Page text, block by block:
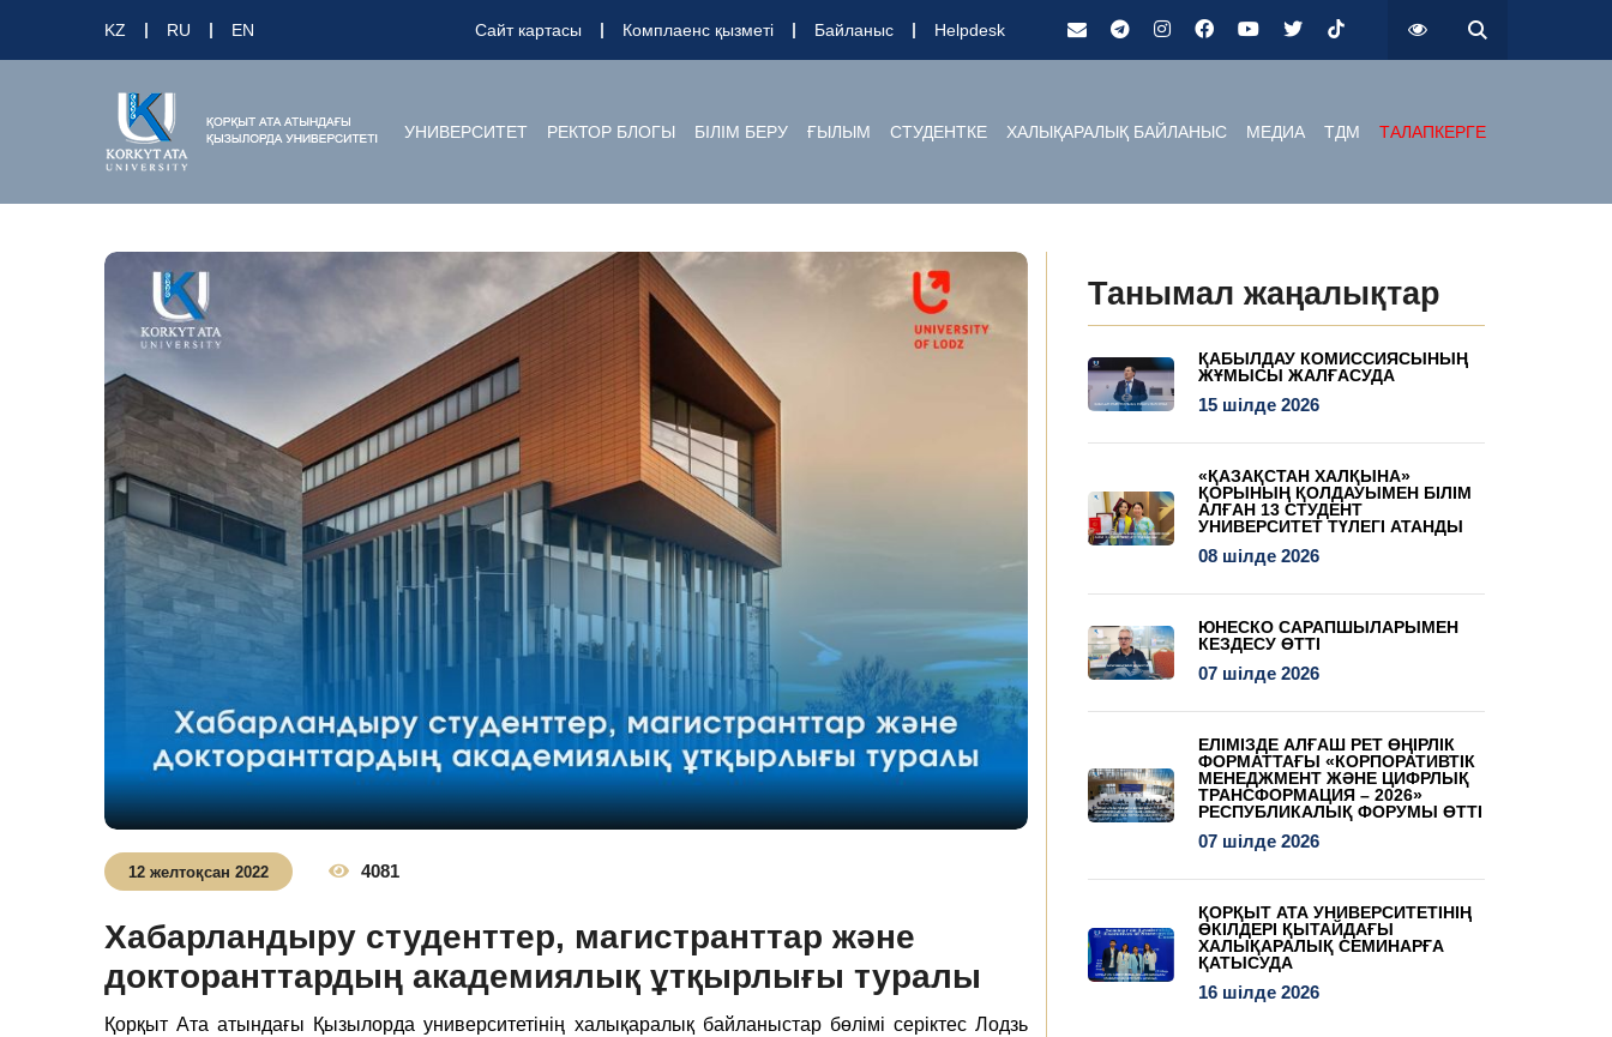
KZ RU EN Сайт картасы Комплаенс қызметі Байланыс Helpdesk
УНИВЕРСИТЕТ РЕКТОР БЛОГЫ БІЛІМ БЕРУ ҒЫЛЫМ СТУДЕНТКЕ ХАЛЫҚАРАЛЫҚ БАЙЛАНЫС МЕДИА ТДМ ТАЛАПКЕРГЕ
12 желтоқсан 2022 4081
Хабарландыру студенттер, магистранттар және
докторанттардың академиялық ұтқырлығы туралы
Қорқыт Ата атындағы Қызылорда университетінің халықаралық байланыстар бөлімі серіктес Лодзь
Танымал жаңалықтар
ҚАБЫЛДАУ КОМИССИЯСЫНЫҢ
ЖҰМЫСЫ ЖАЛҒАСУДА
15 шілде 2026
«ҚАЗАҚСТАН ХАЛҚЫНА»
ҚОРЫНЫҢ ҚОЛДАУЫМЕН БІЛІМ
АЛҒАН 13 СТУДЕНТ
УНИВЕРСИТЕТ ТҮЛЕГІ АТАНДЫ
08 шілде 2026
ЮНЕСКО САРАПШЫЛАРЫМЕН
КЕЗДЕСУ ӨТТІ
07 шілде 2026
ЕЛІМІЗДЕ АЛҒАШ РЕТ ӨҢІРЛІК
ФОРМАТТАҒЫ «КОРПОРАТИВТІК
МЕНЕДЖМЕНТ ЖӘНЕ ЦИФРЛЫҚ
ТРАНСФОРМАЦИЯ – 2026»
РЕСПУБЛИКАЛЫҚ ФОРУМЫ ӨТТІ
07 шілде 2026
ҚОРҚЫТ АТА УНИВЕРСИТЕТІНІҢ
ӨКІЛДЕРІ ҚЫТАЙДАҒЫ
ХАЛЫҚАРАЛЫҚ СЕМИНАРҒА
ҚАТЫСУДА
16 шілде 2026